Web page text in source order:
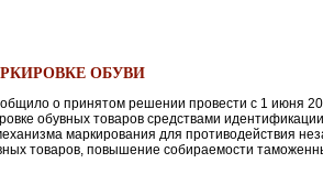
ОБУВИ
о принятом решении провести с 1 июня
обувных товаров средствами
маркирования для противодействия
товаров, повышение собираемости